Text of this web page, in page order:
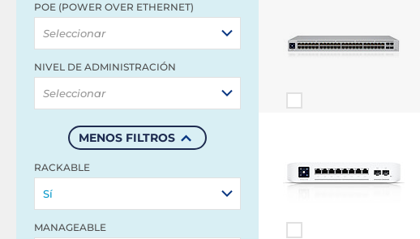
POE (POWER OVER ETHERNET)
Seleccionar
NIVEL DE ADMINISTRACIÓN
Seleccionar
MENOS FILTROS
RACKABLE
Sí
MANAGEABLE